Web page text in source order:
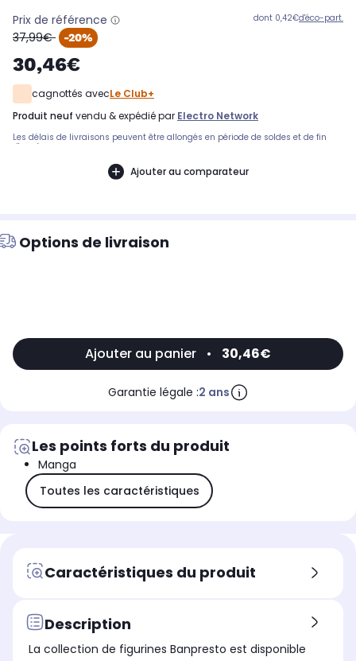
Prix de référence
oldPrice
37,99€ -20%
30,46€
dont 0,42€d'éco-part.
cagnottés avecLe Club+
produit neuf vendu & expédié par Electro Network
Les délais de livraisons peuvent être allongés en période de soldes et de fin
d'année.
Ajouter au comparateur
Options de livraison
Ajouter au panier • 30,46€
Garantie légale :2 ans
Les points forts du produit
Manga
Toutes les caractéristiques
Caractéristiques du produit
Description
La collection de figurines Banpresto est disponible